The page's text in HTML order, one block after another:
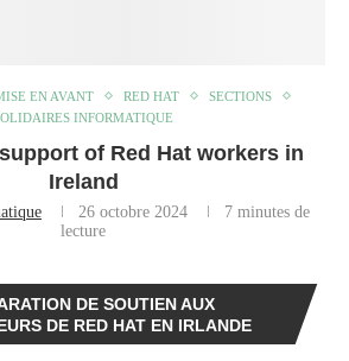
EN AVANT RED HAT
SECTIONS
INFORMATIQUE
of Red Hat workers in
Ireland
26 octobre 2024
7 minutes de
lecture
DE SOUTIEN AUX
DE RED HAT EN IRLANDE